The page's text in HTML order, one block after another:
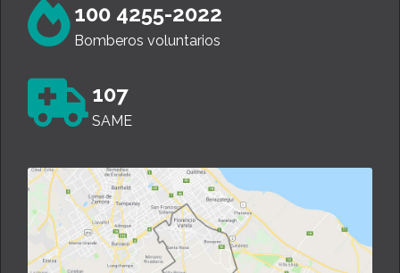
100 4255-2022
Bomberos voluntarios
107
SAME